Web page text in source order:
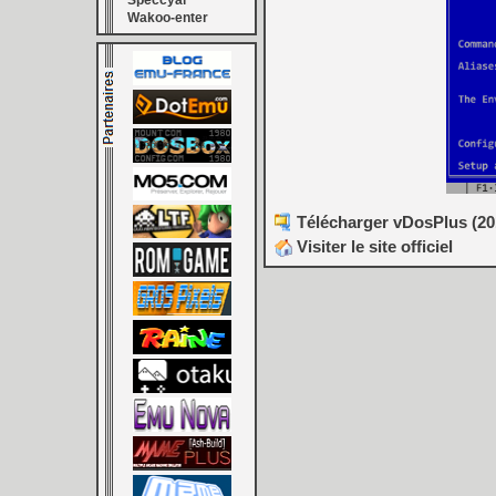
Wakoo-enter
Télécharger vDosPlus
Visiter le site officiel